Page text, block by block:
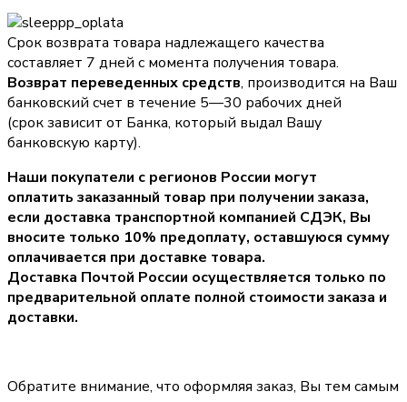
Срок возврата товара надлежащего качества
составляет 7 дней с момента получения товара.
Возврат переведенных средств, производится на Ваш
банковский счет в течение 5—30 рабочих дней
(срок зависит от Банка, который выдал Вашу
банковскую карту).
Наши покупатели с регионов России могут
оплатить заказанный товар при получении заказа,
если доставка транспортной компанией СДЭК, Вы
вносите только 10% предоплату, оставшуюся сумму
оплачивается при доставке товара.
Доставка Почтой России осуществляется только по
предварительной оплате полной стоимости заказа и
доставки.
Обратите внимание, что оформляя заказ, Вы тем самым